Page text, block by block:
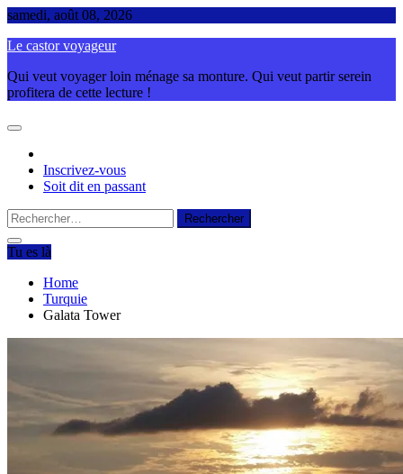
Skip
content
samedi, août 08, 2026
Le castor voyageur
Qui veut voyager loin ménage sa monture. Qui veut partir serein
profitera de cette lecture !
Inscrivez-vous
Soit dit en passant
Rechercher :
Tu es là
Home
Turquie
Galata Tower